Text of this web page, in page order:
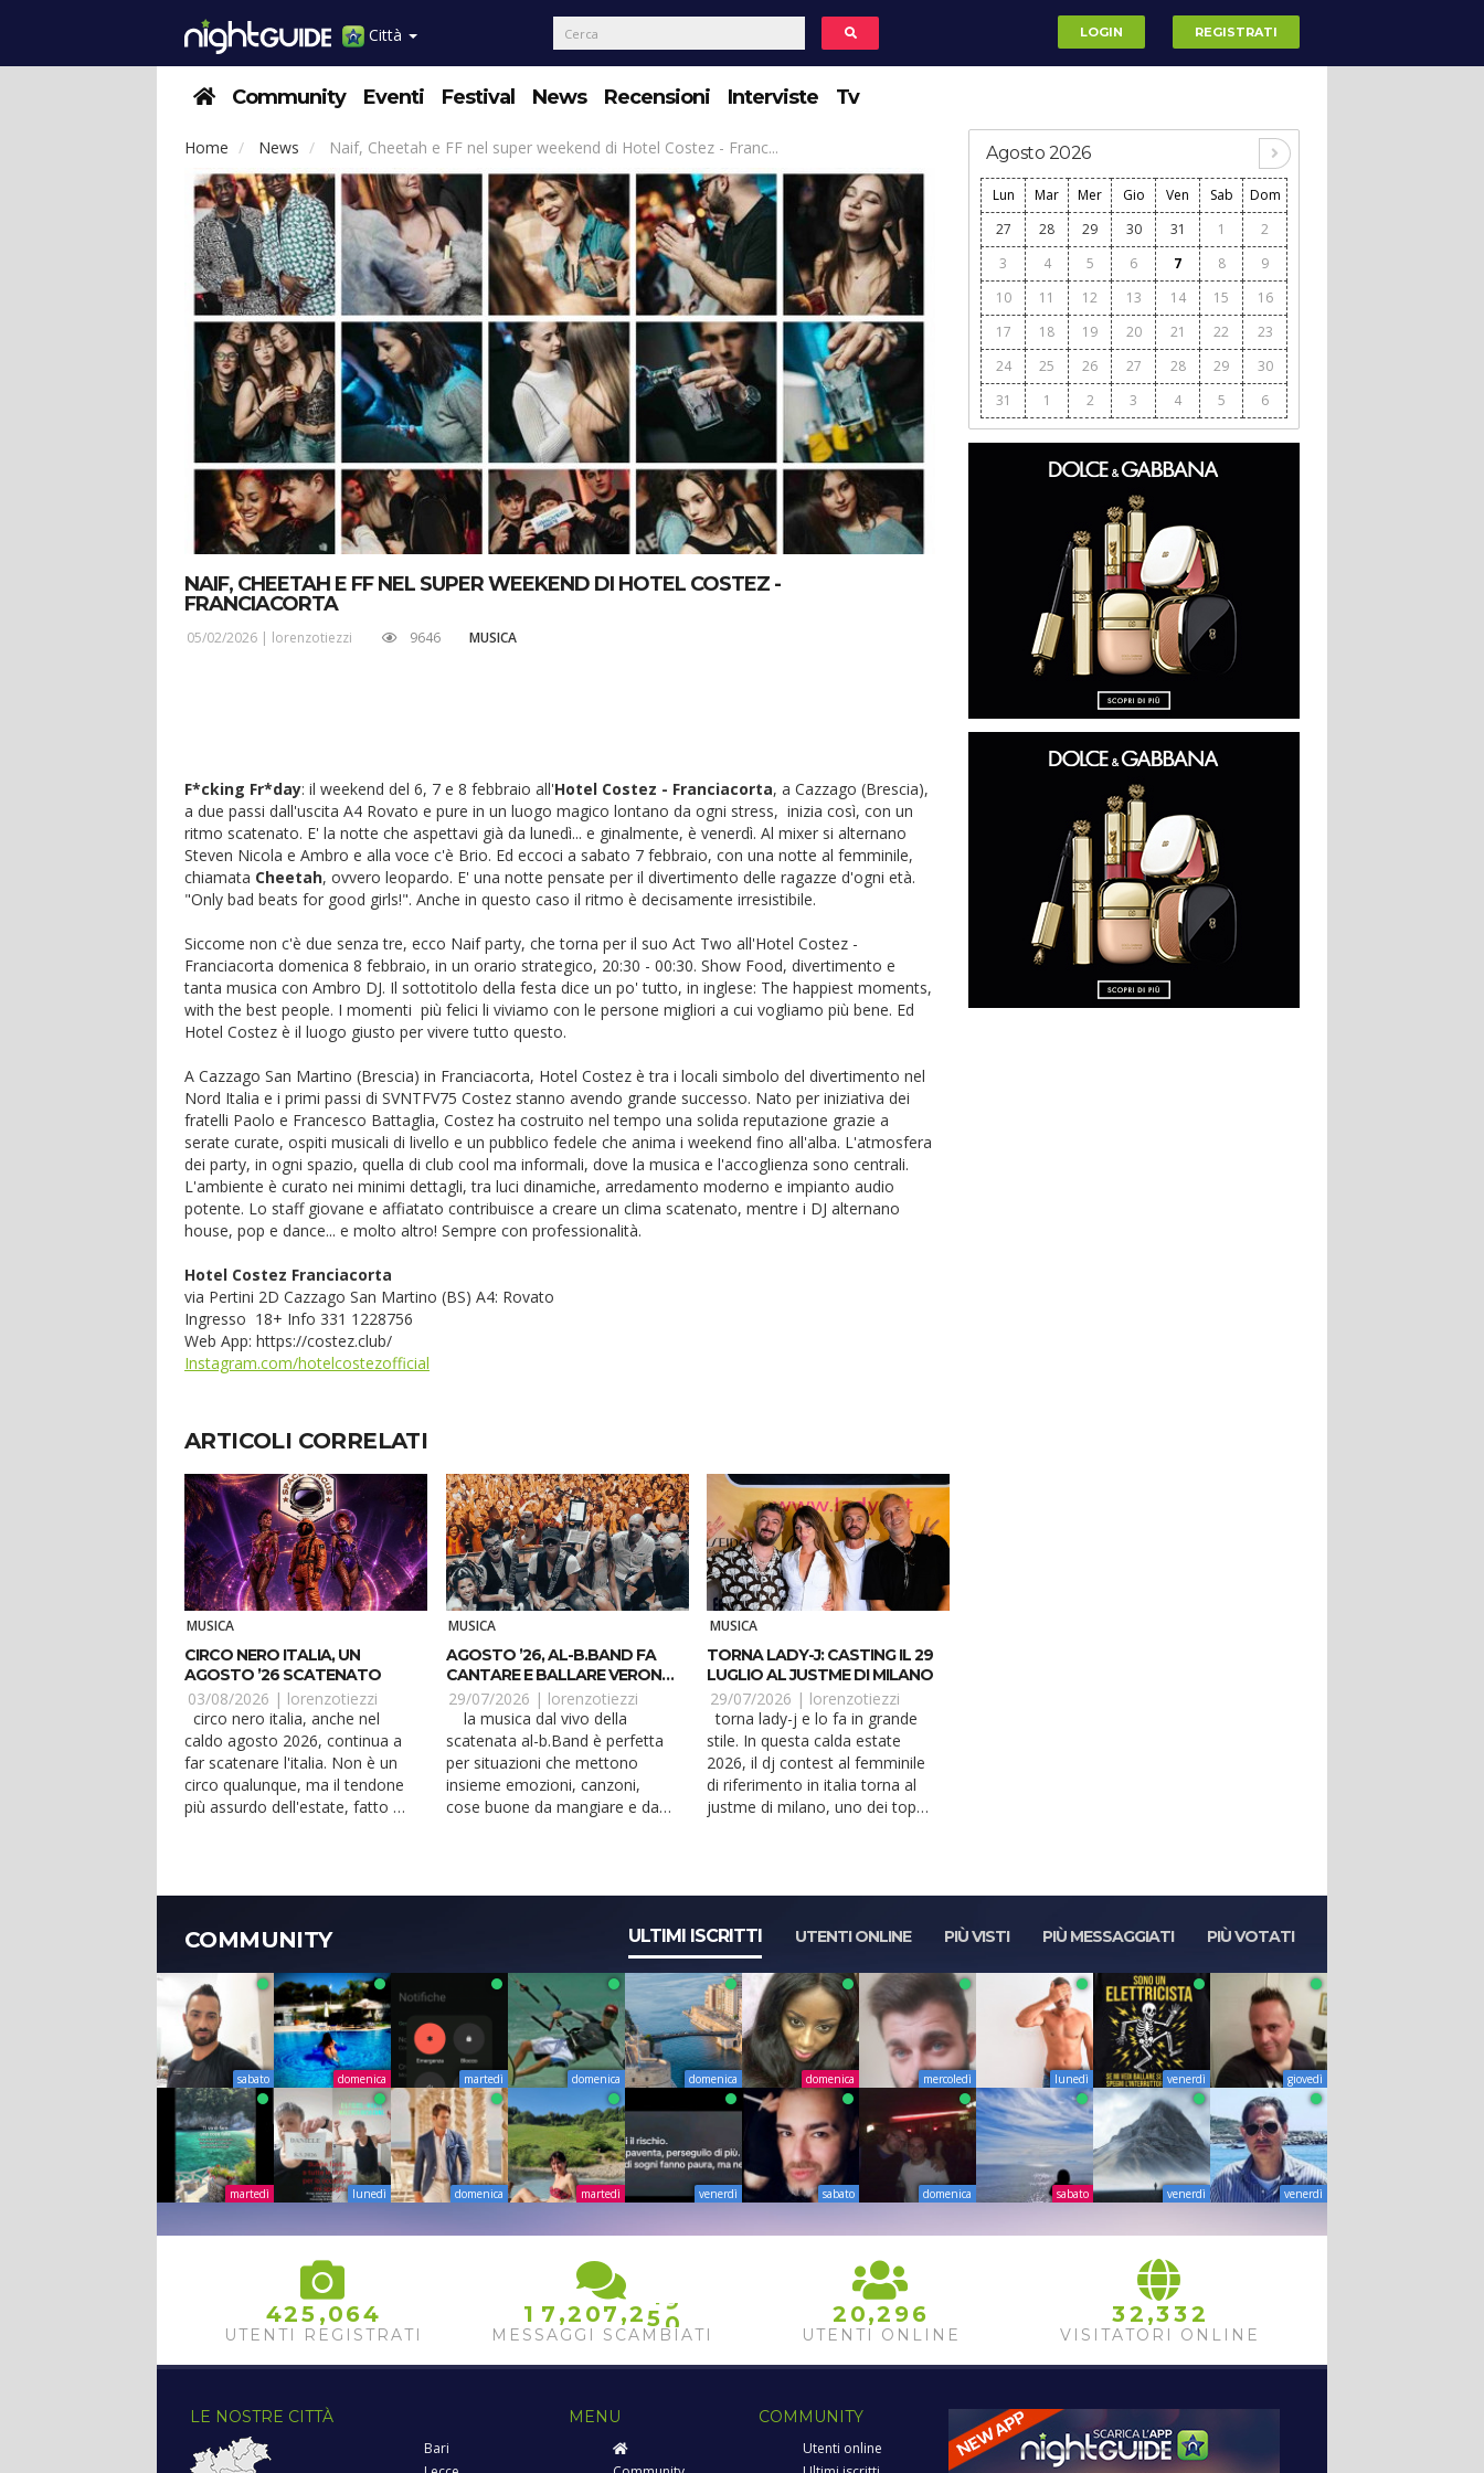
Città LOGIN REGISTRATI
Community Eventi Festival News Recensioni Interviste Tv
Home News Naif, Cheetah e FF nel super weekend di Hotel Costez - Franc...
NAIF, CHEETAH E FF NEL SUPER WEEKEND DI HOTEL COSTEZ -
FRANCIACORTA
05/02/2026 | lorenzotiezzi 9646 MUSICA
F*cking Fr*day: il weekend del 6, 7 e 8 febbraio all'Hotel Costez - Franciacorta, a Cazzago (Brescia),
a due passi dall'uscita A4 Rovato e pure in un luogo magico lontano da ogni stress, inizia così, con un
ritmo scatenato. E' la notte che aspettavi già da lunedì... e ginalmente, è venerdì. Al mixer si alternano
Steven Nicola e Ambro e alla voce c'è Brio. Ed eccoci a sabato 7 febbraio, con una notte al femminile,
chiamata Cheetah, ovvero leopardo. E' una notte pensate per il divertimento delle ragazze d'ogni età.
"Only bad beats for good girls!". Anche in questo caso il ritmo è decisamente irresistibile.
Siccome non c'è due senza tre, ecco Naif party, che torna per il suo Act Two all'Hotel Costez -
Franciacorta domenica 8 febbraio, in un orario strategico, 20:30 - 00:30. Show Food, divertimento e
tanta musica con Ambro DJ. Il sottotitolo della festa dice un po' tutto, in inglese: The happiest moments,
with the best people. I momenti più felici li viviamo con le persone migliori a cui vogliamo più bene. Ed
Hotel Costez è il luogo giusto per vivere tutto questo.
A Cazzago San Martino (Brescia) in Franciacorta, Hotel Costez è tra i locali simbolo del divertimento nel
Nord Italia e i primi passi di SVNTFV75 Costez stanno avendo grande successo. Nato per iniziativa dei
fratelli Paolo e Francesco Battaglia, Costez ha costruito nel tempo una solida reputazione grazie a
serate curate, ospiti musicali di livello e un pubblico fedele che anima i weekend fino all'alba. L'atmosfera
dei party, in ogni spazio, quella di club cool ma informali, dove la musica e l'accoglienza sono centrali.
L'ambiente è curato nei minimi dettagli, tra luci dinamiche, arredamento moderno e impianto audio
potente. Lo staff giovane e affiatato contribuisce a creare un clima scatenato, mentre i DJ alternano
house, pop e dance... e molto altro! Sempre con professionalità.
Hotel Costez Franciacorta
via Pertini 2D Cazzago San Martino (BS) A4: Rovato
Ingresso 18+ Info 331 1228756
Web App: https://costez.club/
Instagram.com/hotelcostezofficial
ARTICOLI CORRELATI
MUSICA
CIRCO NERO ITALIA, UN
AGOSTO ’26 SCATENATO
03/08/2026 | lorenzotiezzi
caldo agosto 2026, continua a
far scatenare l'italia. Non è un
circo qualunque, ma il tendone
più assurdo dell'estate, fatto di
MUSICA
AGOSTO ’26, AL-B.BAND FA
CANTARE E BALLARE VERONA
E JESOLO
29/07/2026 | lorenzotiezzi
scatenata al-b.Band è perfetta
per situazioni che mettono
insieme emozioni, canzoni,
cose buone da mangiare e da
MUSICA
TORNA LADY-J: CASTING IL 29
LUGLIO AL JUSTME DI MILANO
29/07/2026 | lorenzotiezzi
torna lady-j e lo fa in grande
stile. In questa calda estate
2026, il dj contest al femminile
di riferimento in italia torna al
justme di milano, uno dei top
Agosto 2026
Lun Mar Mer Gio Ven Sab
Dom
27
28 29 30 31 1
2
3
4 5 6 7 8
9
10
11 12 13 14 15
16
17
18 19 20 21 22
23
24
25 26 27 28 29
30
31
1 2 3 4 5 6
COMMUNITY ULTIMI ISCRITTI UTENTI ONLINE PIÙ VISTI PIÙ MESSAGGIATI PIÙ VOTATI
sabato domenica martedì domenica domenica domenica mercoledì lunedì venerdì giovedì
martedì lunedì domenica martedì venerdì sabato domenica sabato venerdì venerdì
425 ,064
UTENTI REGISTRATI
1 7 ,2 07 ,2 5 0
MESSAGGI SCAMBIATI
2 0,2 96
UTENTI ONLINE
32 ,332
VISITATORI ONLINE
LE NOSTRE CITTÀ
Bari
MENU COMMUNITY
Utenti online